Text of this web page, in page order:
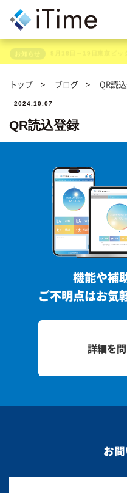
お知らせ
トップ ブログ QR読
2024.10.07
QR読込登録
機能や補
ご不明点はお気
詳細を
お